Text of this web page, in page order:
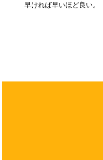
早ければ早いほど良い。